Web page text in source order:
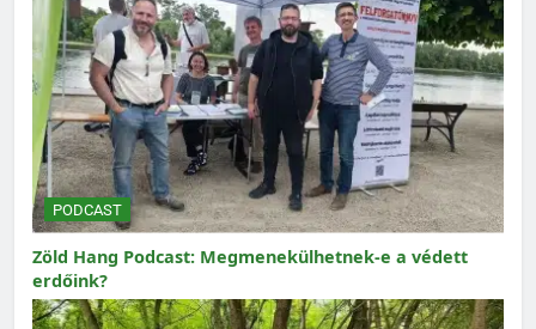
PODCAST
Zöld Hang Podcast: Megmenekülhetnek-e a védett
erdőink?